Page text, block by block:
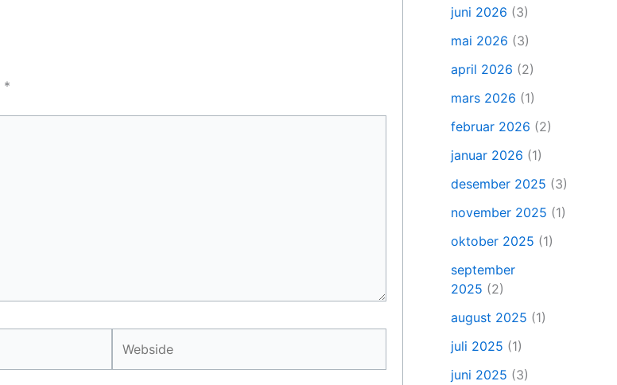
*
juni 2026 (3)
mai 2026 (3)
april 2026 (2)
mars 2026 (1)
februar 2026 (2)
januar 2026 (1)
desember 2025 (3)
november 2025 (1)
oktober 2025 (1)
september
2025 (2)
august 2025 (1)
juli 2025 (1)
juni 2025 (3)